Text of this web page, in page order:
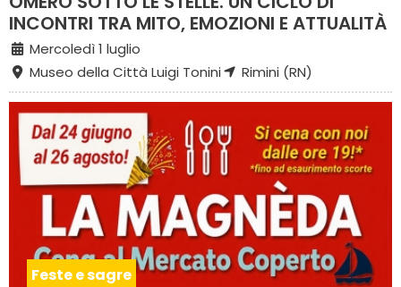
INCONTRI TRA MITO, EMOZIONI E ATTUALITÀ
Mercoledì 1 luglio
Museo della Città Luigi Tonini
Rimini (RN)
Feste e sagre